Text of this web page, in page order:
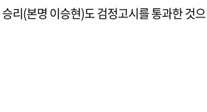
리(본명 이승현)도 검정고시를 통과한 것으